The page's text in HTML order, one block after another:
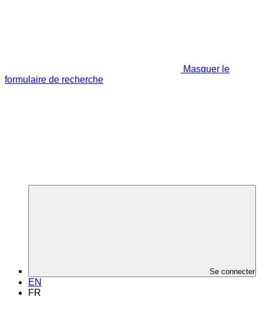
Masquer le
formulaire de recherche
Se connecter
EN
FR